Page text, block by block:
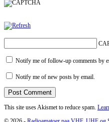
Notify me of follow-up comments by
Notify me of new posts by email.
This site uses Akismet to reduce spam.